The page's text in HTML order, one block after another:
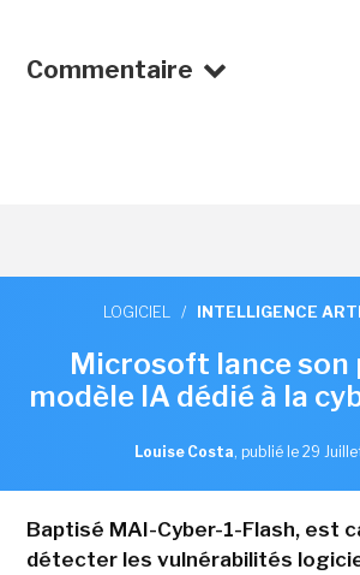
Commentaire
LOGICIEL / INTELLIGENCE
Microsoft lance son
modèle IA dédié à la
Louise Costa, publié le 29
Baptisé MAI-Cyber-1-Flash, est
détecter les vulnérabilités